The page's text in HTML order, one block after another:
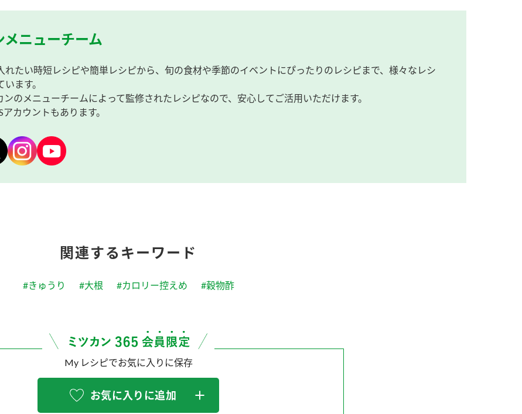
メニューチーム
れたい時短レシピや簡単レシピから、旬の食材や季節のイベントにぴったりのレシピまで、様々なレシ
ます。
ンのメニューチームによって監修されたレシピなので、安心してご活用いただけます。
カウントもあります。
関連するキーワード
#きゅうり #大根 #カロリー控えめ #穀物酢
My レシピでお気に入りに保存
お気に入りに追加